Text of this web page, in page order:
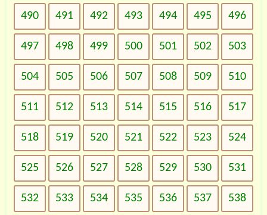
490 491 492 493 494 495 496
497 498 499 500 501 502 503
504 505 506 507 508 509 510
511 512 513 514 515 516 517
518 519 520 521 522 523 524
525 526 527 528 529 530 531
532 533 534 535 536 537 538